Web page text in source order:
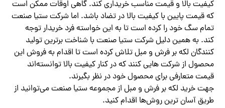
کیفیت بالا و قیمت مناسب خریداری کند. گاهی اوقات ممکن است
که قیمت پایین با کیفیت بالا در تضاد باشد. اما شرکت ستیا صنعت
تمام سگ خود را کرده است تا به این خواسته فرد خریدار توجه
کند. به همین دلیل شرکت ستیا صنعت با شناخت برترین تولید
کنندگان لکه بر فرش و مبل تلاش کرده است تا اقدام به فروش این
محصول از شرکت‌ هایی کنند که در کنار کیفیت بالا توانسته‌اند
قیمت متعارفی برای محصول خود در نظر بگیرند.
جهت خرید لکه بر فرش و مبل از مجموعه ستیا صنعت می‌توانید از
طریق آسان‌ ترین روش‌ها اقدام کنید.